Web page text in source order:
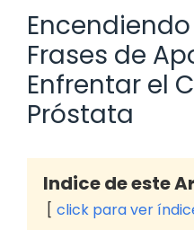
Frases de
Enfrentar el
Próstata
Indice de este
click para ver